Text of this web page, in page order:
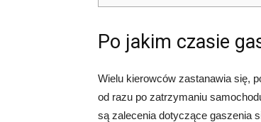
Po jakim czasie
Wielu kierowców zastanawia się,
od razu po zatrzymaniu
są zalecenia dotyczące gaszenia